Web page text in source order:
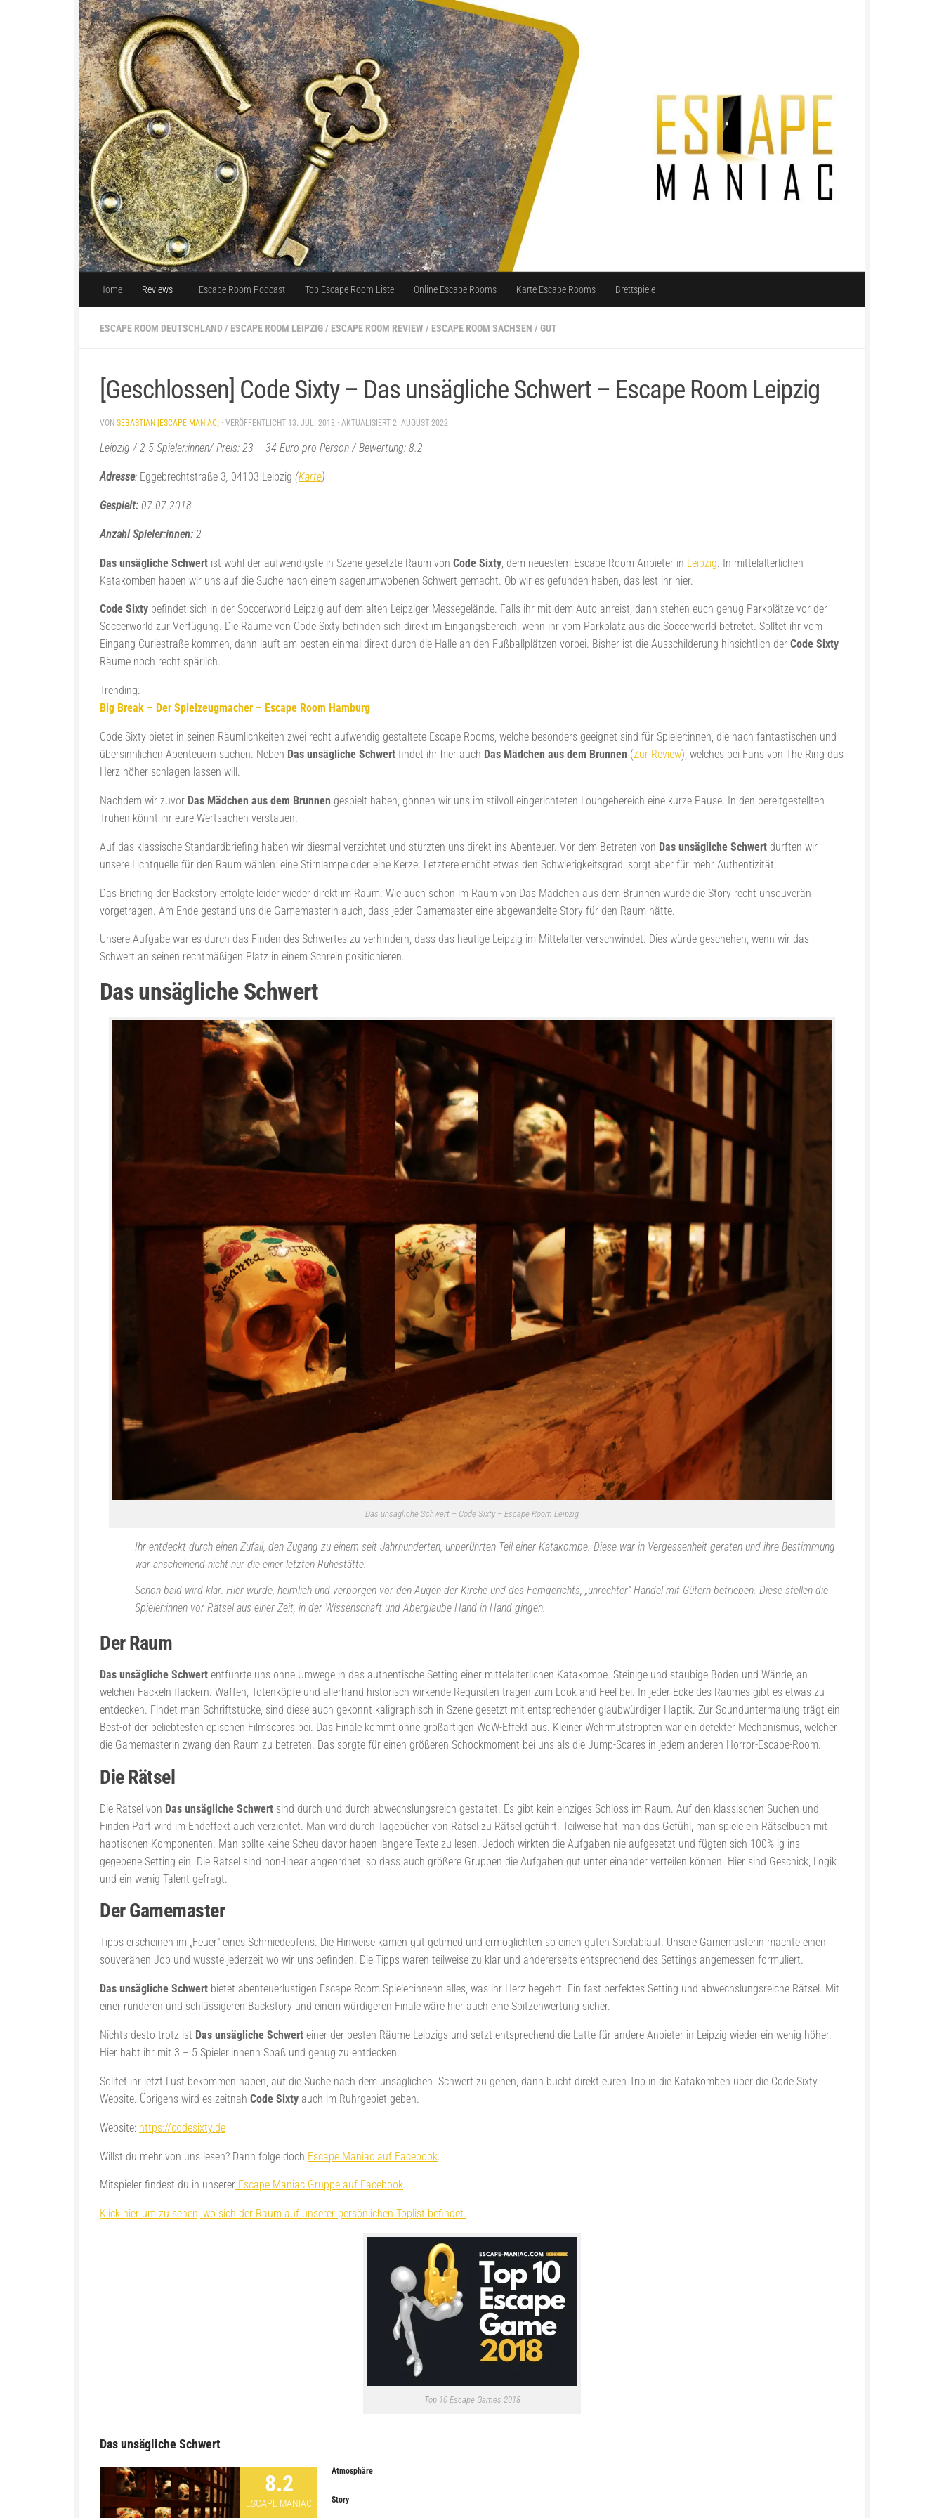
Unter dem Inhalt
Home Reviews Escape Room Podcast Top Escape Room Liste Online Escape Rooms Karte Escape Rooms Brettspiele
ESCAPE ROOM DEUTSCHLAND / ESCAPE ROOM LEIPZIG/ ESCAPE ROOM REVIEW / ESCAPE ROOM SACHSEN / GUT
[Geschlossen] Code Sixty – Das unsägliche Schwert – Escape Room Leipzig
VON SEBASTIAN [ESCAPE MANIAC] · VERÖFFENTLICHT 13. JULI 2018 · AKTUALISIERT 2. AUGUST 2022
Leipzig / 2-5 Spieler:innen/ Preis: 23 – 34 Euro pro Person / Bewertung: 8.2
Adresse: Eggebrechtstraße 3, 04103 Leipzig (Karte)
Gespielt: 07.07.2018
Anzahl Spieler:innen: 2
Das unsägliche Schwert ist wohl der aufwendigste in Szene gesetzte Raum von Code Sixty , dem neuestem Escape Room Anbieter in Leipzig. In mittelalterlichen
Katakomben haben wir uns auf die Suche nach einem sagenumwobenen Schwert gemacht. Ob wir es gefunden haben, das lest ihr hier.
Code Sixty befindet sich in der Soccerworld Leipzig auf dem alten Leipziger Messegelände. Falls ihr mit dem Auto anreist, dann stehen euch genug Parkplätze vor der
Soccerworld zur Verfügung. Die Räume von Code Sixty befinden sich direkt im Eingangsbereich, wenn ihr vom Parkplatz aus die Soccerworld betretet. Solltet ihr vom
Eingang Curiestraße kommen, dann lauft am besten einmal direkt durch die Halle an den Fußballplätzen vorbei. Bisher ist die Ausschilderung hinsichtlich der Code Sixty
Räume noch recht spärlich.
Trending:
Big Break – Der Spielzeugmacher – Escape Room Hamburg
Code Sixty bietet in seinen Räumlichkeiten zwei recht aufwendig gestaltete Escape Rooms, welche besonders geeignet sind für Spieler:innen, die nach fantastischen und
übersinnlichen Abenteuern suchen. Neben Das unsägliche Schwert findet ihr hier auch Das Mädchen aus dem Brunnen (Zur Review), welches bei Fans von The Ring das
Herz höher schlagen lassen will.
Nachdem wir zuvor Das Mädchen aus dem Brunnen gespielt haben, gönnen wir uns im stilvoll eingerichteten Loungebereich eine kurze Pause. In den bereitgestellten
Truhen könnt ihr eure Wertsachen verstauen.
Auf das klassische Standardbriefing haben wir diesmal verzichtet und stürzten uns direkt ins Abenteuer. Vor dem Betreten von Das unsägliche Schwert durften wir
unsere Lichtquelle für den Raum wählen: eine Stirnlampe oder eine Kerze. Letztere erhöht etwas den Schwierigkeitsgrad, sorgt aber für mehr Authentizität.
Das Briefing der Backstory erfolgte leider wieder direkt im Raum. Wie auch schon im Raum von Das Mädchen aus dem Brunnen wurde die Story recht unsouverän
vorgetragen. Am Ende gestand uns die Gamemasterin auch, dass jeder Gamemaster eine abgewandelte Story für den Raum hätte.
Unsere Aufgabe war es durch das Finden des Schwertes zu verhindern, dass das heutige Leipzig im Mittelalter verschwindet. Dies würde geschehen, wenn wir das
Schwert an seinen rechtmäßigen Platz in einem Schrein positionieren.
Das unsägliche Schwert
Das unsägliche Schwert – Code Sixty – Escape Room Leipzig
Ihr entdeckt durch einen Zufall, den Zugang zu einem seit Jahrhunderten, unberührten Teil einer Katakombe. Diese war in Vergessenheit geraten und ihre Bestimmung
war anscheinend nicht nur die einer letzten Ruhestätte.
Schon bald wird klar: Hier wurde, heimlich und verborgen vor den Augen der Kirche und des Femgerichts, „unrechter“ Handel mit Gütern betrieben. Diese stellen die
Spieler:innen vor Rätsel aus einer Zeit, in der Wissenschaft und Aberglaube Hand in Hand gingen.
Der Raum
Das unsägliche Schwert entführte uns ohne Umwege in das authentische Setting einer mittelalterlichen Katakombe. Steinige und staubige Böden und Wände, an
welchen Fackeln flackern. Waffen, Totenköpfe und allerhand historisch wirkende Requisiten tragen zum Look and Feel bei. In jeder Ecke des Raumes gibt es etwas zu
entdecken. Findet man Schriftstücke, sind diese auch gekonnt kaligraphisch in Szene gesetzt mit entsprechender glaubwürdiger Haptik. Zur Sounduntermalung trägt ein
Best-of der beliebtesten epischen Filmscores bei. Das Finale kommt ohne großartigen WoW-Effekt aus. Kleiner Wehrmutstropfen war ein defekter Mechanismus, welcher
die Gamemasterin zwang den Raum zu betreten. Das sorgte für einen größeren Schockmoment bei uns als die Jump-Scares in jedem anderen Horror-Escape-Room.
Die Rätsel
Die Rätsel von Das unsägliche Schwert sind durch und durch abwechslungsreich gestaltet. Es gibt kein einziges Schloss im Raum. Auf den klassischen Suchen und
Finden Part wird im Endeffekt auch verzichtet. Man wird durch Tagebücher von Rätsel zu Rätsel geführt. Teilweise hat man das Gefühl, man spiele ein Rätselbuch mit
haptischen Komponenten. Man sollte keine Scheu davor haben längere Texte zu lesen. Jedoch wirkten die Aufgaben nie aufgesetzt und fügten sich 100%-ig ins
gegebene Setting ein. Die Rätsel sind non-linear angeordnet, so dass auch größere Gruppen die Aufgaben gut unter einander verteilen können. Hier sind Geschick, Logik
und ein wenig Talent gefragt.
Der Gamemaster
Tipps erscheinen im „Feuer“ eines Schmiedeofens. Die Hinweise kamen gut getimed und ermöglichten so einen guten Spielablauf. Unsere Gamemasterin machte einen
souveränen Job und wusste jederzeit wo wir uns befinden. Die Tipps waren teilweise zu klar und andererseits entsprechend des Settings angemessen formuliert.
Das unsägliche Schwert bietet abenteuerlustigen Escape Room Spieler:innenn alles, was ihr Herz begehrt. Ein fast perfektes Setting und abwechslungsreiche Rätsel. Mit
einer runderen und schlüssigeren Backstory und einem würdigeren Finale wäre hier auch eine Spitzenwertung sicher.
Nichts desto trotz ist Das unsägliche Schwert einer der besten Räume Leipzigs und setzt entsprechend die Latte für andere Anbieter in Leipzig wieder ein wenig höher.
Hier habt ihr mit 3 – 5 Spieler:innenn Spaß und genug zu entdecken.
Solltet ihr jetzt Lust bekommen haben, auf die Suche nach dem unsäglichen Schwert zu gehen, dann bucht direkt euren Trip in die Katakomben über die Code Sixty
Website. Übrigens wird es zeitnah Code Sixty auch im Ruhrgebiet geben.
Website: https://codesixty.de
Willst du mehr von uns lesen? Dann folge doch Escape Maniac auf Facebook.
Mitspieler findest du in unserer Escape Maniac Gruppe auf Facebook.
Klick hier um zu sehen, wo sich der Raum auf unserer persönlichen Toplist befindet.
Top 10 Escape Games 2018
Das unsägliche Schwert
8.2
ESCAPE MANIAC
Atmosphäre
Story